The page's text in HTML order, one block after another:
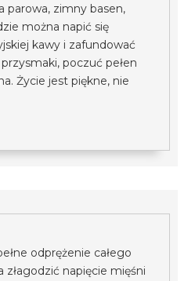
parowa, zimny basen,
można napić się
kawy i zafundować
poczuć pełen
Życie jest piękne, nie
odprężenie całego
złagodzić napięcie mięśni